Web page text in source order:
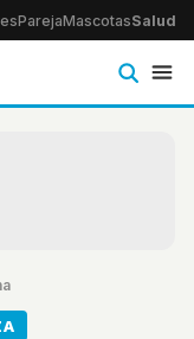
ParejaMascotasSalud